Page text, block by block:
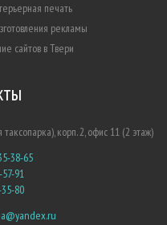
печать
рекламы
сайтов в Твери
таксопарка), корп. 2, офис 11 (2 этаж)
38-65
91
80